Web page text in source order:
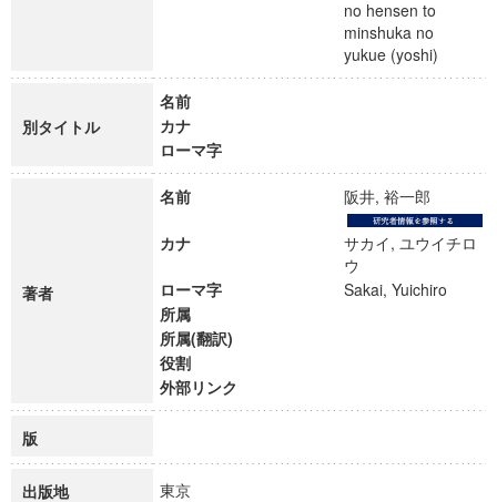
no hensen to
minshuka no
yukue (yoshi)
別タイトル
名前
カナ
ローマ字
著者
名前 阪井, 裕一郎
カナ
サカイ, ユウイチロ
ウ
ローマ字
Sakai, Yuichiro
所属
所属(翻訳)
役割
外部リンク
版
出版地 東京